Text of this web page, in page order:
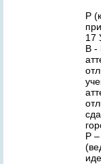
Р
17
В -
Р